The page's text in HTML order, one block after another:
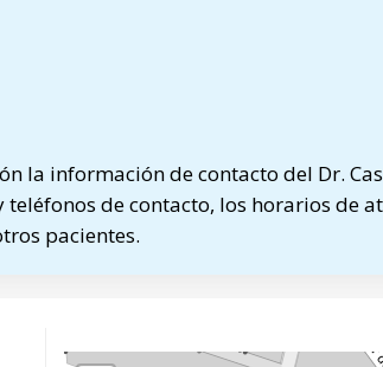
la información de contacto del Dr.
de contacto, los horarios de
pacientes.